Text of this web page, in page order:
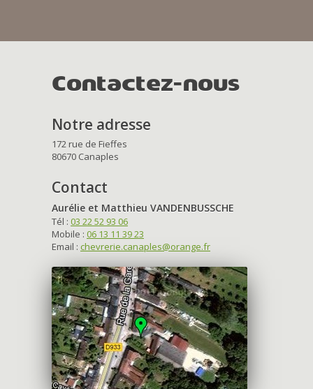
Contactez-nous
Notre adresse
172 rue de Fieffes
80670 Canaples
Contact
Aurélie et Matthieu VANDENBUSSCHE
Tél : 03 22 52 93 06
Mobile : 06 13 11 39 23
Email : chevrerie.canaples@orange.fr